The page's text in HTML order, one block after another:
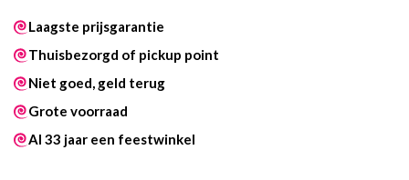
Laagste prijsgarantie
Thuisbezorgd of pickup point
Niet goed, geld terug
Grote voorraad
Al 33 jaar een feestwinkel